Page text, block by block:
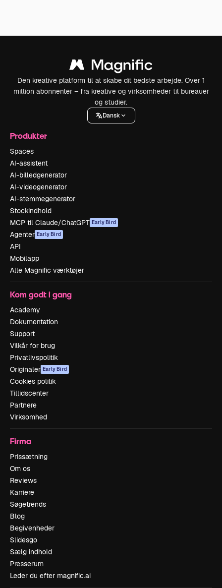
Den kreative platform til at skabe dit bedste arbejde. Over 1
million abonnenter – fra kreative og virksomheder til bureauer
og studier.
Dansk
Produkter
Spaces
AI-assistent
AI-billedgenerator
AI-videogenerator
AI-stemmegenerator
Stockindhold
MCP til Claude/ChatGPT Early Bird
Agenter Early Bird
API
Mobilapp
Alle Magnific værktøjer
Kom godt i gang
Academy
Dokumentation
Support
Vilkår for brug
Privatlivspolitik
Originaler Early Bird
Cookies politik
Tillidscenter
Partnere
Virksomhed
Firma
Prissætning
Om os
Reviews
Karriere
Søgetrends
Blog
Begivenheder
Slidesgo
Sælg indhold
Presserum
Leder du efter magnific.ai